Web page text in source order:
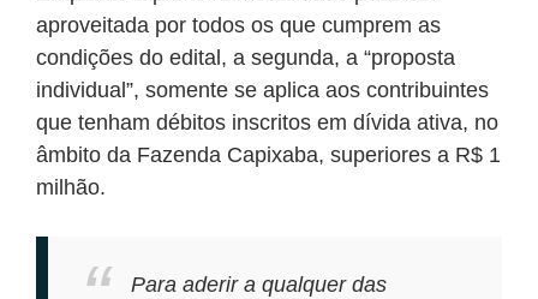
aproveitada por todos os que cumprem as
condições do edital, a segunda, a “proposta
individual”, somente se aplica aos contribuintes
que tenham débitos inscritos em dívida ativa, no
âmbito da Fazenda Capixaba, superiores a R$ 1
milhão.
Para aderir a qualquer das